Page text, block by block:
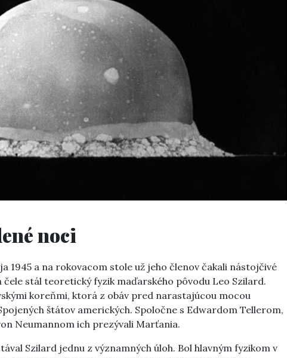
noci
1945 a na rokovacom stole už jeho členov čakali nástojčivé
čele stál teoretický fyzik maďarského pôvodu Leo Szilard.
koreňmi, ktorá z obáv pred narastajúcou mocou
štátov amerických. Spoločne s Edwardom Tellerom,
Neumannom ich prezývali Marťania.
Szilard jednu z významných úloh. Bol hlavným fyzikom v